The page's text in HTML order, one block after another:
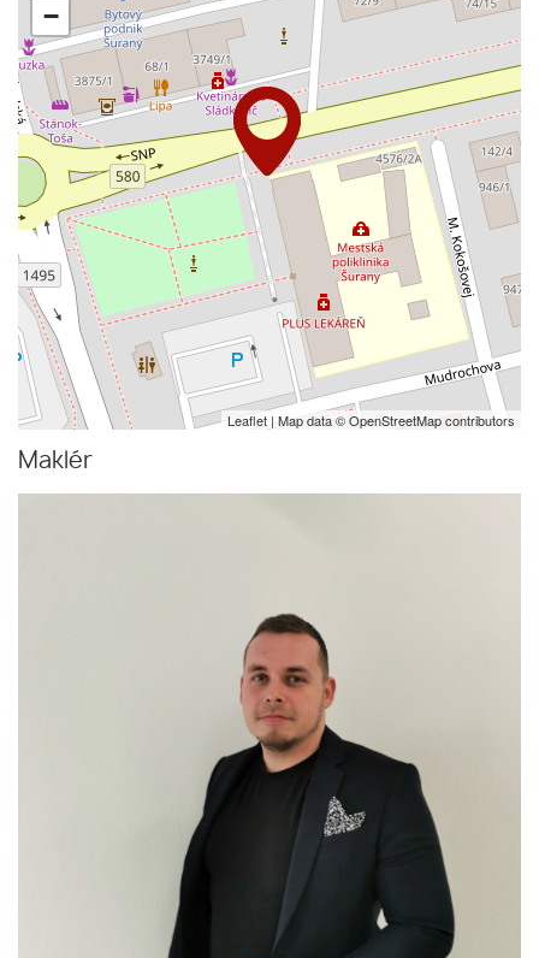
−
Leaflet | Map data ©OpenStreetMapcontributors
Maklér